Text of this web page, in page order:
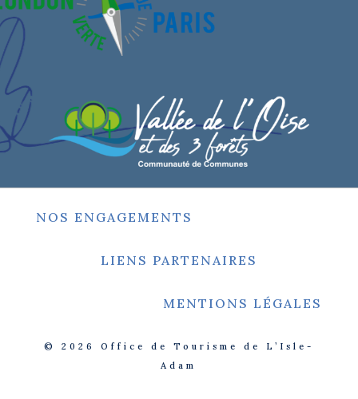
NOS ENGAGEMENTS
LIENS PARTENAIRES
MENTIONS LÉGALES
© 2026
Office de Tourisme de L’Isle-
Adam